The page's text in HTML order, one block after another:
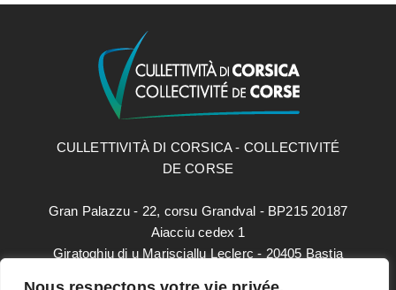
CULLETTIVITÀ DI CORSICA - COLLECTIVITÉ
DE CORSE
Gran Palazzu - 22, corsu Grandval - BP215 20187
Aiacciu cedex 1
Giratoghju di u Marisciallu Leclerc - 20405 Bastia